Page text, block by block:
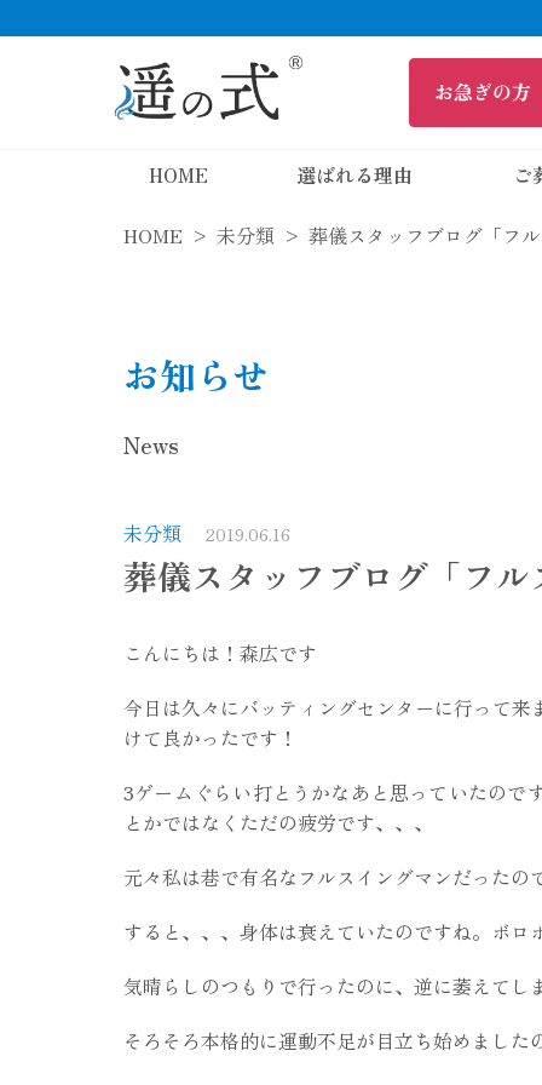
HOME 選ばれる理由 ご
HOME 未分類 葬儀スタッフブログ「フ
お知らせ
News
未分類 2019.06.16
葬儀スタッフブログ「フ
こんにちは！森広です
今日は久々にバッティングセンターに行って
けて良かったです！
3ゲームぐらい打とうかなあと思っていたので
とかではなくただの疲労です、、、
元々私は巷で有名なフルスイングマンだった
すると、、、身体は衰えていたのですね。ボ
気晴らしのつもりで行ったのに、逆に萎えてし
そろそろ本格的に運動不足が目立ち始めまし